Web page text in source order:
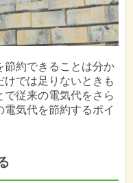
節約できることは分か
けでは足りないときも
従来の電気代をさら
気代を節約するポイ